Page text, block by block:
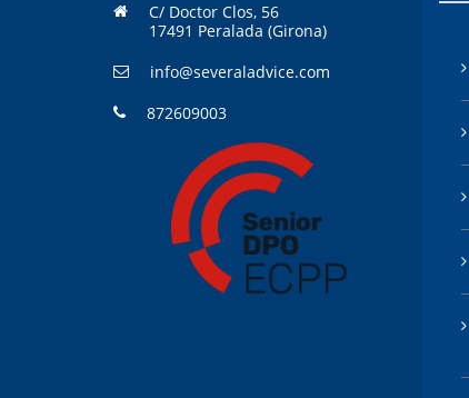
C/ Doctor Clos, 56
17491 Peralada (Girona)
info@severaladvice.com
872609003